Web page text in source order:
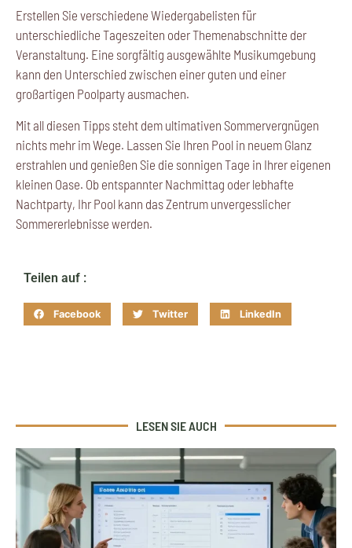
Erstellen Sie verschiedene Wiedergabelisten für
unterschiedliche Tageszeiten oder Themenabschnitte der
Veranstaltung. Eine sorgfältig ausgewählte Musikumgebung
kann den Unterschied zwischen einer guten und einer
großartigen Poolparty ausmachen.
Mit all diesen Tipps steht dem ultimativen Sommervergnügen
nichts mehr im Wege. Lassen Sie Ihren Pool in neuem Glanz
erstrahlen und genießen Sie die sonnigen Tage in Ihrer eigenen
kleinen Oase. Ob entspannter Nachmittag oder lebhafte
Nachtparty, Ihr Pool kann das Zentrum unvergesslicher
Sommererlebnisse werden.
Teilen auf :
Facebook Twitter LinkedIn
LESEN SIE AUCH